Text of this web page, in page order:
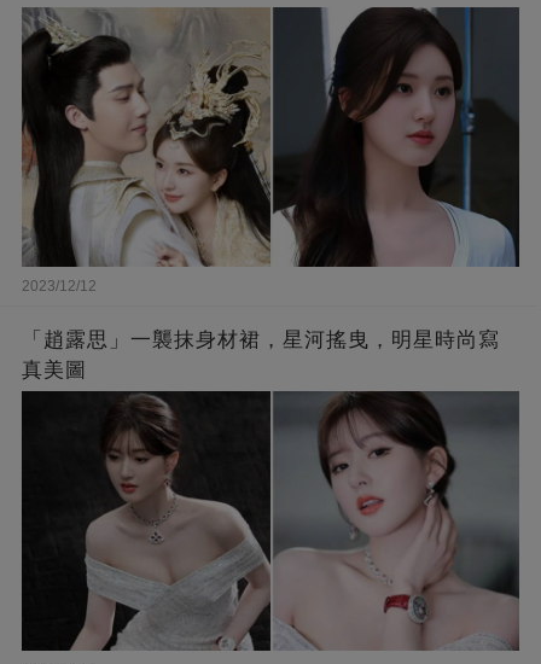
2023/12/12
「趙露思」一襲抹身材裙，星河搖曳，明星時尚寫
真美圖